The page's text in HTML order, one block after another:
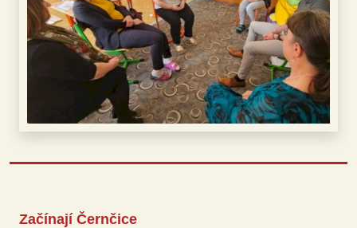
Začínají Černčice